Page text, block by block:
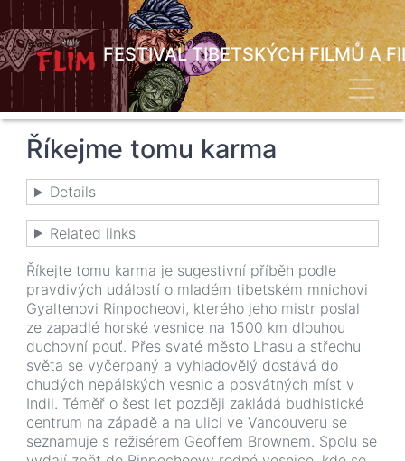
Přejít
k
hlavnímu
obsahu
FESTIVAL TIBETSKÝCH FILMŮ A
Říkejme tomu karma
Details
Related links
Říkejte tomu karma je sugestivní příběh podle
pravdivých událostí o mladém tibetském mnichovi
Gyaltenovi Rinpocheovi, kterého jeho mistr poslal
ze zapadlé horské vesnice na 1500 km dlouhou
duchovní pouť. Přes svaté město Lhasu a střechu
světa se vyčerpaný a vyhladovělý dostává do
chudých nepálských vesnic a posvátných míst v
Indii. Téměř o šest let později zakládá budhistické
centrum na západě a na ulici ve Vancouveru se
seznamuje s režisérem Geoffem Brownem. Spolu se